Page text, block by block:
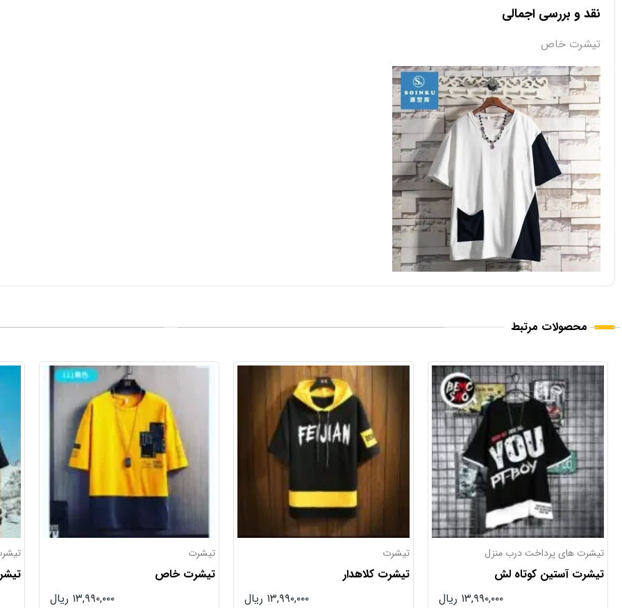
نقد و بررسی اجمالی
تیشرت خاص
محصولات مرتبط
تیشرت
تیشرت کلاهدار
۱۳,۹۹۰,۰۰۰ ریال
تیشرت
تیشرت خاص
۱۳,۹۹۰,۰۰۰ ریال
تیشرت
تیشرت لش مچینست خاص
۱۴,۹۹۰,۰۰۰ ریال